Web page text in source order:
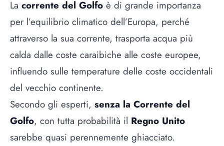
La corrente del Golfo è di grande importanza
per l’equilibrio climatico dell’Europa, perché
attraverso la sua corrente, trasporta acqua più
calda dalle coste caraibiche alle coste europee,
influendo sulle temperature delle coste occidentali
del vecchio continente.
Secondo gli esperti, senza la Corrente del
Golfo, con tutta probabilità il Regno Unito
sarebbe quasi perennemente ghiacciato.